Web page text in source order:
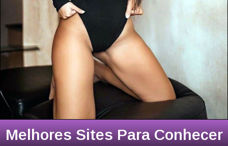
Melhores Sites Para Conhecer